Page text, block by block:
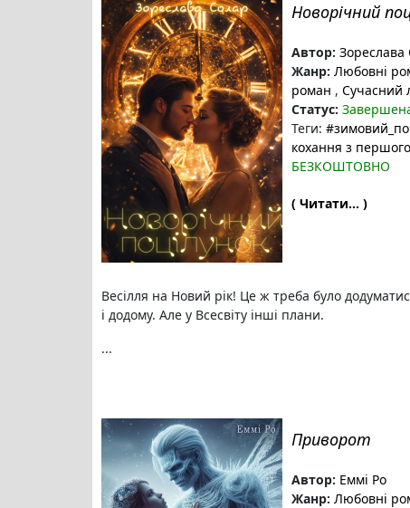
Новорічний
Автор: Зореслава
Жанр: Любовні
роман , Сучасний
Статус:
Теги:
кохання з
БЕЗКОШТОВНО
( Читати... )
Весілля на Новий рік! Це ж треба було
і додому. Але у Всесвіту інші плани.
...
Приворот
Автор: Еммі Ро
Жанр: Любовні